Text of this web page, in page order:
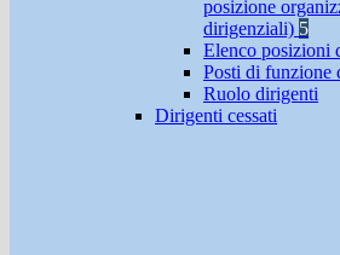
posizione
dirigenziali) 5
Elenco posizioni
Posti di funzione
Ruolo dirigenti
Dirigenti cessati